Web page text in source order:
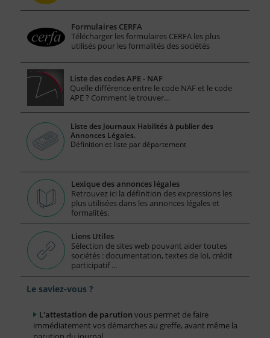
Formulaires CERFA
Télécharger les formulaires CERFA les plus
utilisés pour les formalités des sociétés
Liste des codes APE - NAF
Quelle différence entre le code NAF et le code
APE ? Comment le trouver…
Liste des Journaux Habilités à publier des
Annonces Légales.
Définition et liste par département
Lexique des annonces légales
Retrouvez ici la définition des expressions les
plus utilisées dans les annonces légales et
formalités.
Liens Utiles
Sélection de sites web pouvant aider toutes
sociétés : documentation, textes de loi, crédit
participatif ...
Le saviez-vous ?
L'attestation de parution vous permet de faire
immédiatement vos démarches au greffe, avant même la